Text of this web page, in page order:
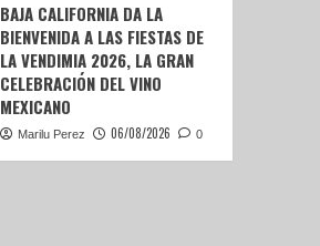
BAJA CALIFORNIA DA LA
BIENVENIDA A LAS FIESTAS DE
LA VENDIMIA 2026, LA GRAN
CELEBRACIÓN DEL VINO
MEXICANO
Marilu Perez 06/08/2026 0